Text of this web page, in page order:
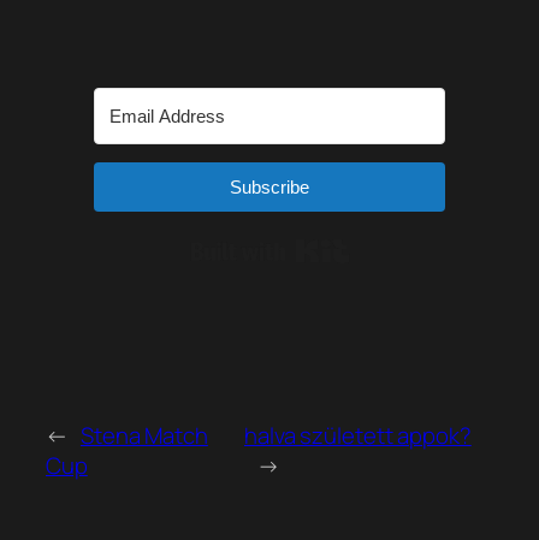
Subscribe
← Stena Match
Cup
halva született appok?
→